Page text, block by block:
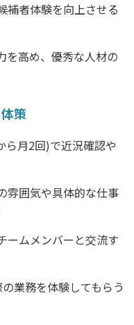
補者体験を向上させる
を高め、優秀な人材の
策
ら月2回)で近況確認や
雰囲気や具体的な仕事
ームメンバーと交流す
業務を体験してもらう